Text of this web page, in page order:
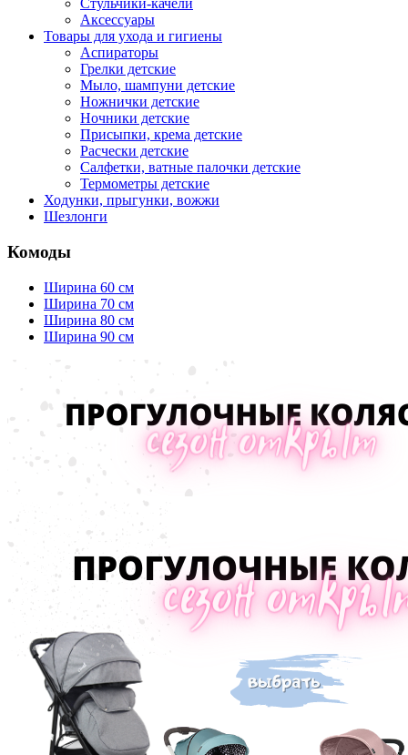
Стульчики-качели
Аксессуары
Товары для ухода и гигиены
Аспираторы
Грелки детские
Мыло, шампуни детские
Ножнички детские
Ночники детские
Присыпки, крема детские
Расчески детские
Салфетки, ватные палочки детские
Термометры детские
Ходунки, прыгунки, вожжи
Шезлонги
Комоды
Ширина 60 см
Ширина 70 см
Ширина 80 см
Ширина 90 см